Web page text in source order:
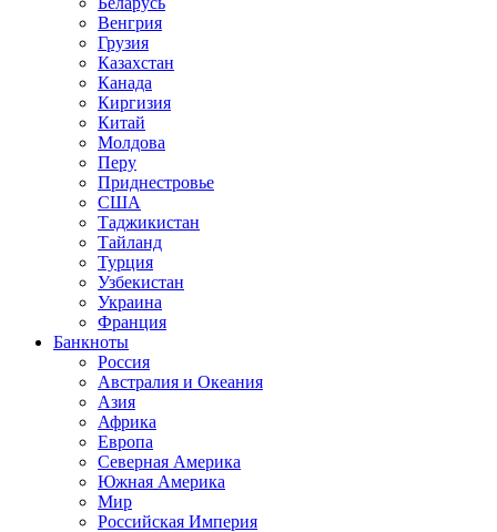
Венгрия
Грузия
Казахстан
Канада
Киргизия
Китай
Молдова
Перу
Приднестровье
США
Таджикистан
Тайланд
Турция
Узбекистан
Украина
Франция
Банкноты
Россия
Австралия и Океания
Азия
Африка
Европа
Северная Америка
Южная Америка
Мир
Российская Империя